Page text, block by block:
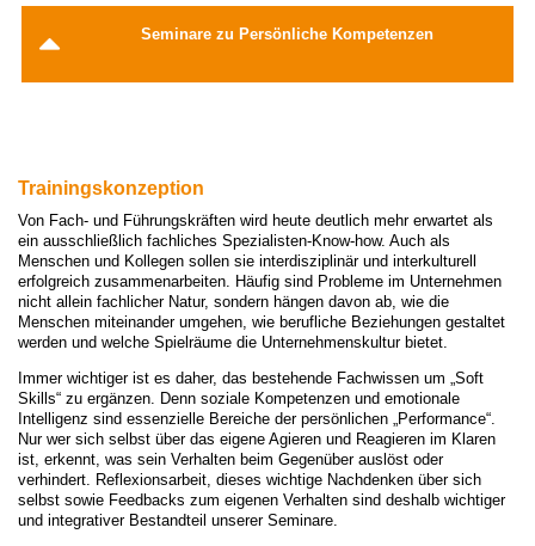
Seminare zu Persönliche Kompetenzen
Trainingskonzeption
Von Fach- und Führungskräften wird heute deutlich mehr erwartet als
ein ausschließlich fachliches Spezialisten-Know-how. Auch als
Menschen und Kollegen sollen sie interdis­ziplinär und interkulturell
erfolgreich zusammenarbeiten. Häufig sind Probleme im Unternehmen
nicht allein fachlicher Natur, sondern hängen davon ab, wie die
Menschen miteinander umgehen, wie berufliche Beziehungen gestaltet
werden und welche Spielräume die Unternehmenskultur bietet.
Immer wichtiger ist es daher, das bestehende Fachwissen um „Soft
Skills“ zu ergänzen. Denn soziale Kompetenzen und emotionale
Intelligenz sind essenzielle Bereiche der persönlichen „Performance“.
Nur wer sich selbst über das eigene Agieren und Reagieren im Klaren
ist, erkennt, was sein Verhalten beim Gegen­über auslöst oder
verhindert. Reflexionsarbeit, dieses wichtige Nachdenken über sich
selbst sowie Feedbacks zum eigenen Verhalten sind deshalb wichtiger
und integrativer Bestandteil unserer Seminare.